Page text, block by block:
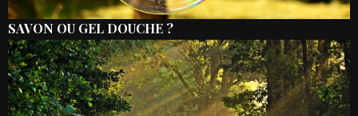
SAVON OU GEL DOUCHE ?